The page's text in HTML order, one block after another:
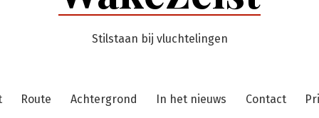
Stilstaan bij vluchtelingen
Route Achtergrond In het nieuws Contact